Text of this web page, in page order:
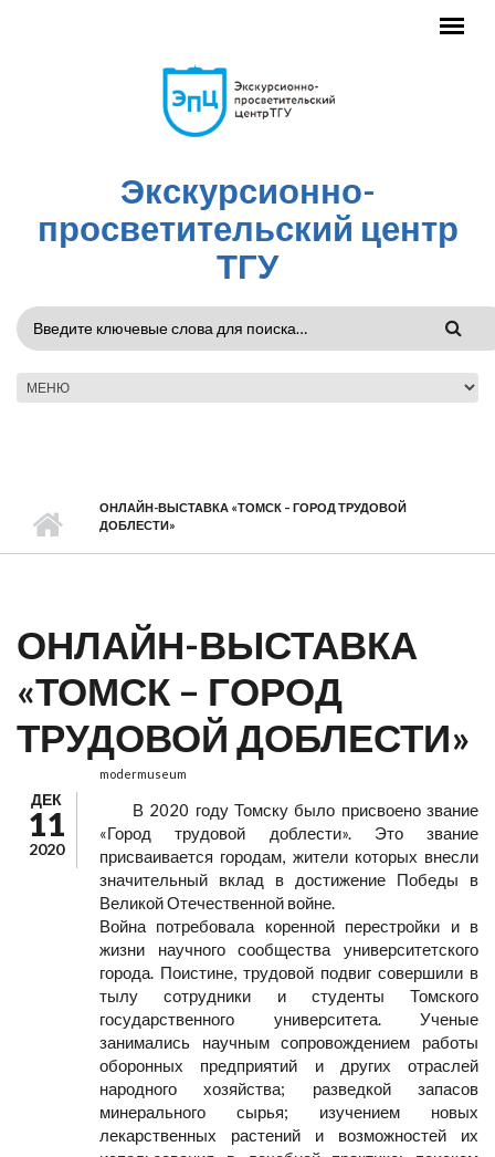
Экскурсионно-
просветительский центр
ТГУ
ФОРМА
ПОИСКА
ОНЛАЙН-ВЫСТАВКА «ТОМСК – ГОРОД ТРУДОВОЙ
ДОБЛЕСТИ»
ОНЛАЙН-ВЫСТАВКА
«ТОМСК – ГОРОД
ТРУДОВОЙ ДОБЛЕСТИ»
ДЕК
11
2020
modermuseum
В 2020 году Томску было присвоено звание
«Город трудовой доблести». Это звание
присваивается городам, жители которых внесли
значительный вклад в достижение Победы в
Великой Отечественной войне.
Война потребовала коренной перестройки и в
жизни научного сообщества университетского
города. Поистине, трудовой подвиг совершили в
тылу сотрудники и студенты Томского
государственного университета. Ученые
занимались научным сопровождением работы
оборонных предприятий и других отраслей
народного хозяйства; разведкой запасов
минерального сырья; изучением новых
лекарственных растений и возможностей их